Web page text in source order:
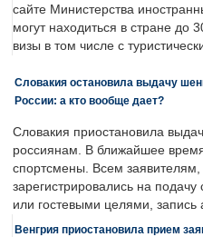
сайте Министерства
могут находиться в стране до
визы в том числе с
Словакия остановила выдачу
России: а кто вообще дает?
Словакия приостановила
россиянам. В ближайшее время
спортсмены. Всем
зарегистрировались на
или гостевыми целями, запись
Венгрия приостановила прием